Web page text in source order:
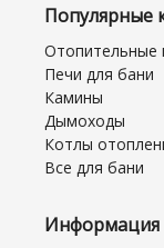
Популярные
Отопительные
Печи для бани
Камины
Дымоходы
Котлы
Все для бани
Информация